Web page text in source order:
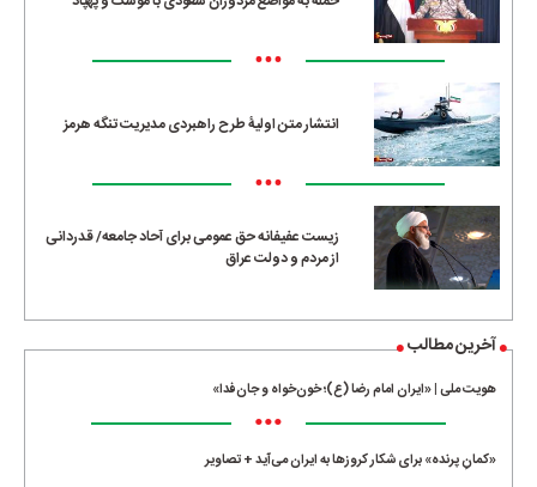
•••
انتشار متن اولیۀ طرح راهبردی مدیریت تنگه هرمز
•••
زیست عفیفانه حق عمومی برای آحاد جامعه/ قدردانی
از مردم و دولت عراق
آخرین مطالب
هویت ملی | «ایران امام رضا (ع)؛ خون‌خواه و جان‌فدا»
•••
«کمانِ پرنده» برای شکار کروزها به ایران می‌آید + تصاویر